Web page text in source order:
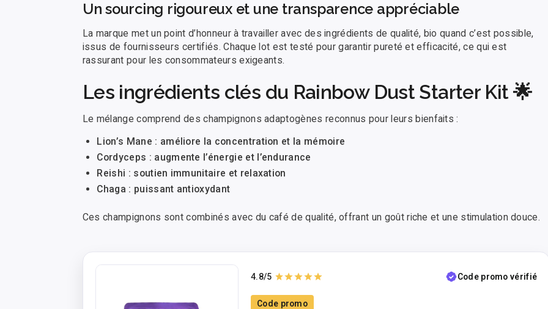
Un sourcing rigoureux et une transparence appréciable
La marque met un point d’honneur à travailler avec des ingrédients de qualité, bio quand c’est possible,
issus de fournisseurs certifiés. Chaque lot est testé pour garantir pureté et efficacité, ce qui est
rassurant pour les consommateurs exigeants.
Les ingrédients clés du Rainbow Dust Starter Kit 🌟
Le mélange comprend des champignons adaptogènes reconnus pour leurs bienfaits :
Lion’s Mane : améliore la concentration et la mémoire
Cordyceps : augmente l’énergie et l’endurance
Reishi : soutien immunitaire et relaxation
Chaga : puissant antioxydant
Ces champignons sont combinés avec du café de qualité, offrant un goût riche et une stimulation douce.
4.8/5 Code promo vérifié
Code promo